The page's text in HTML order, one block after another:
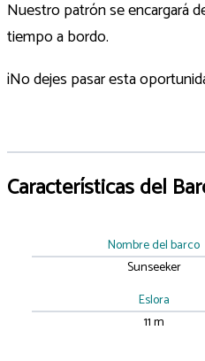
Nuestro patrón se encargará
tiempo a bordo.
¡No dejes pasar esta
Características del
Nombre del barco
Sunseeker
Eslora
11 m